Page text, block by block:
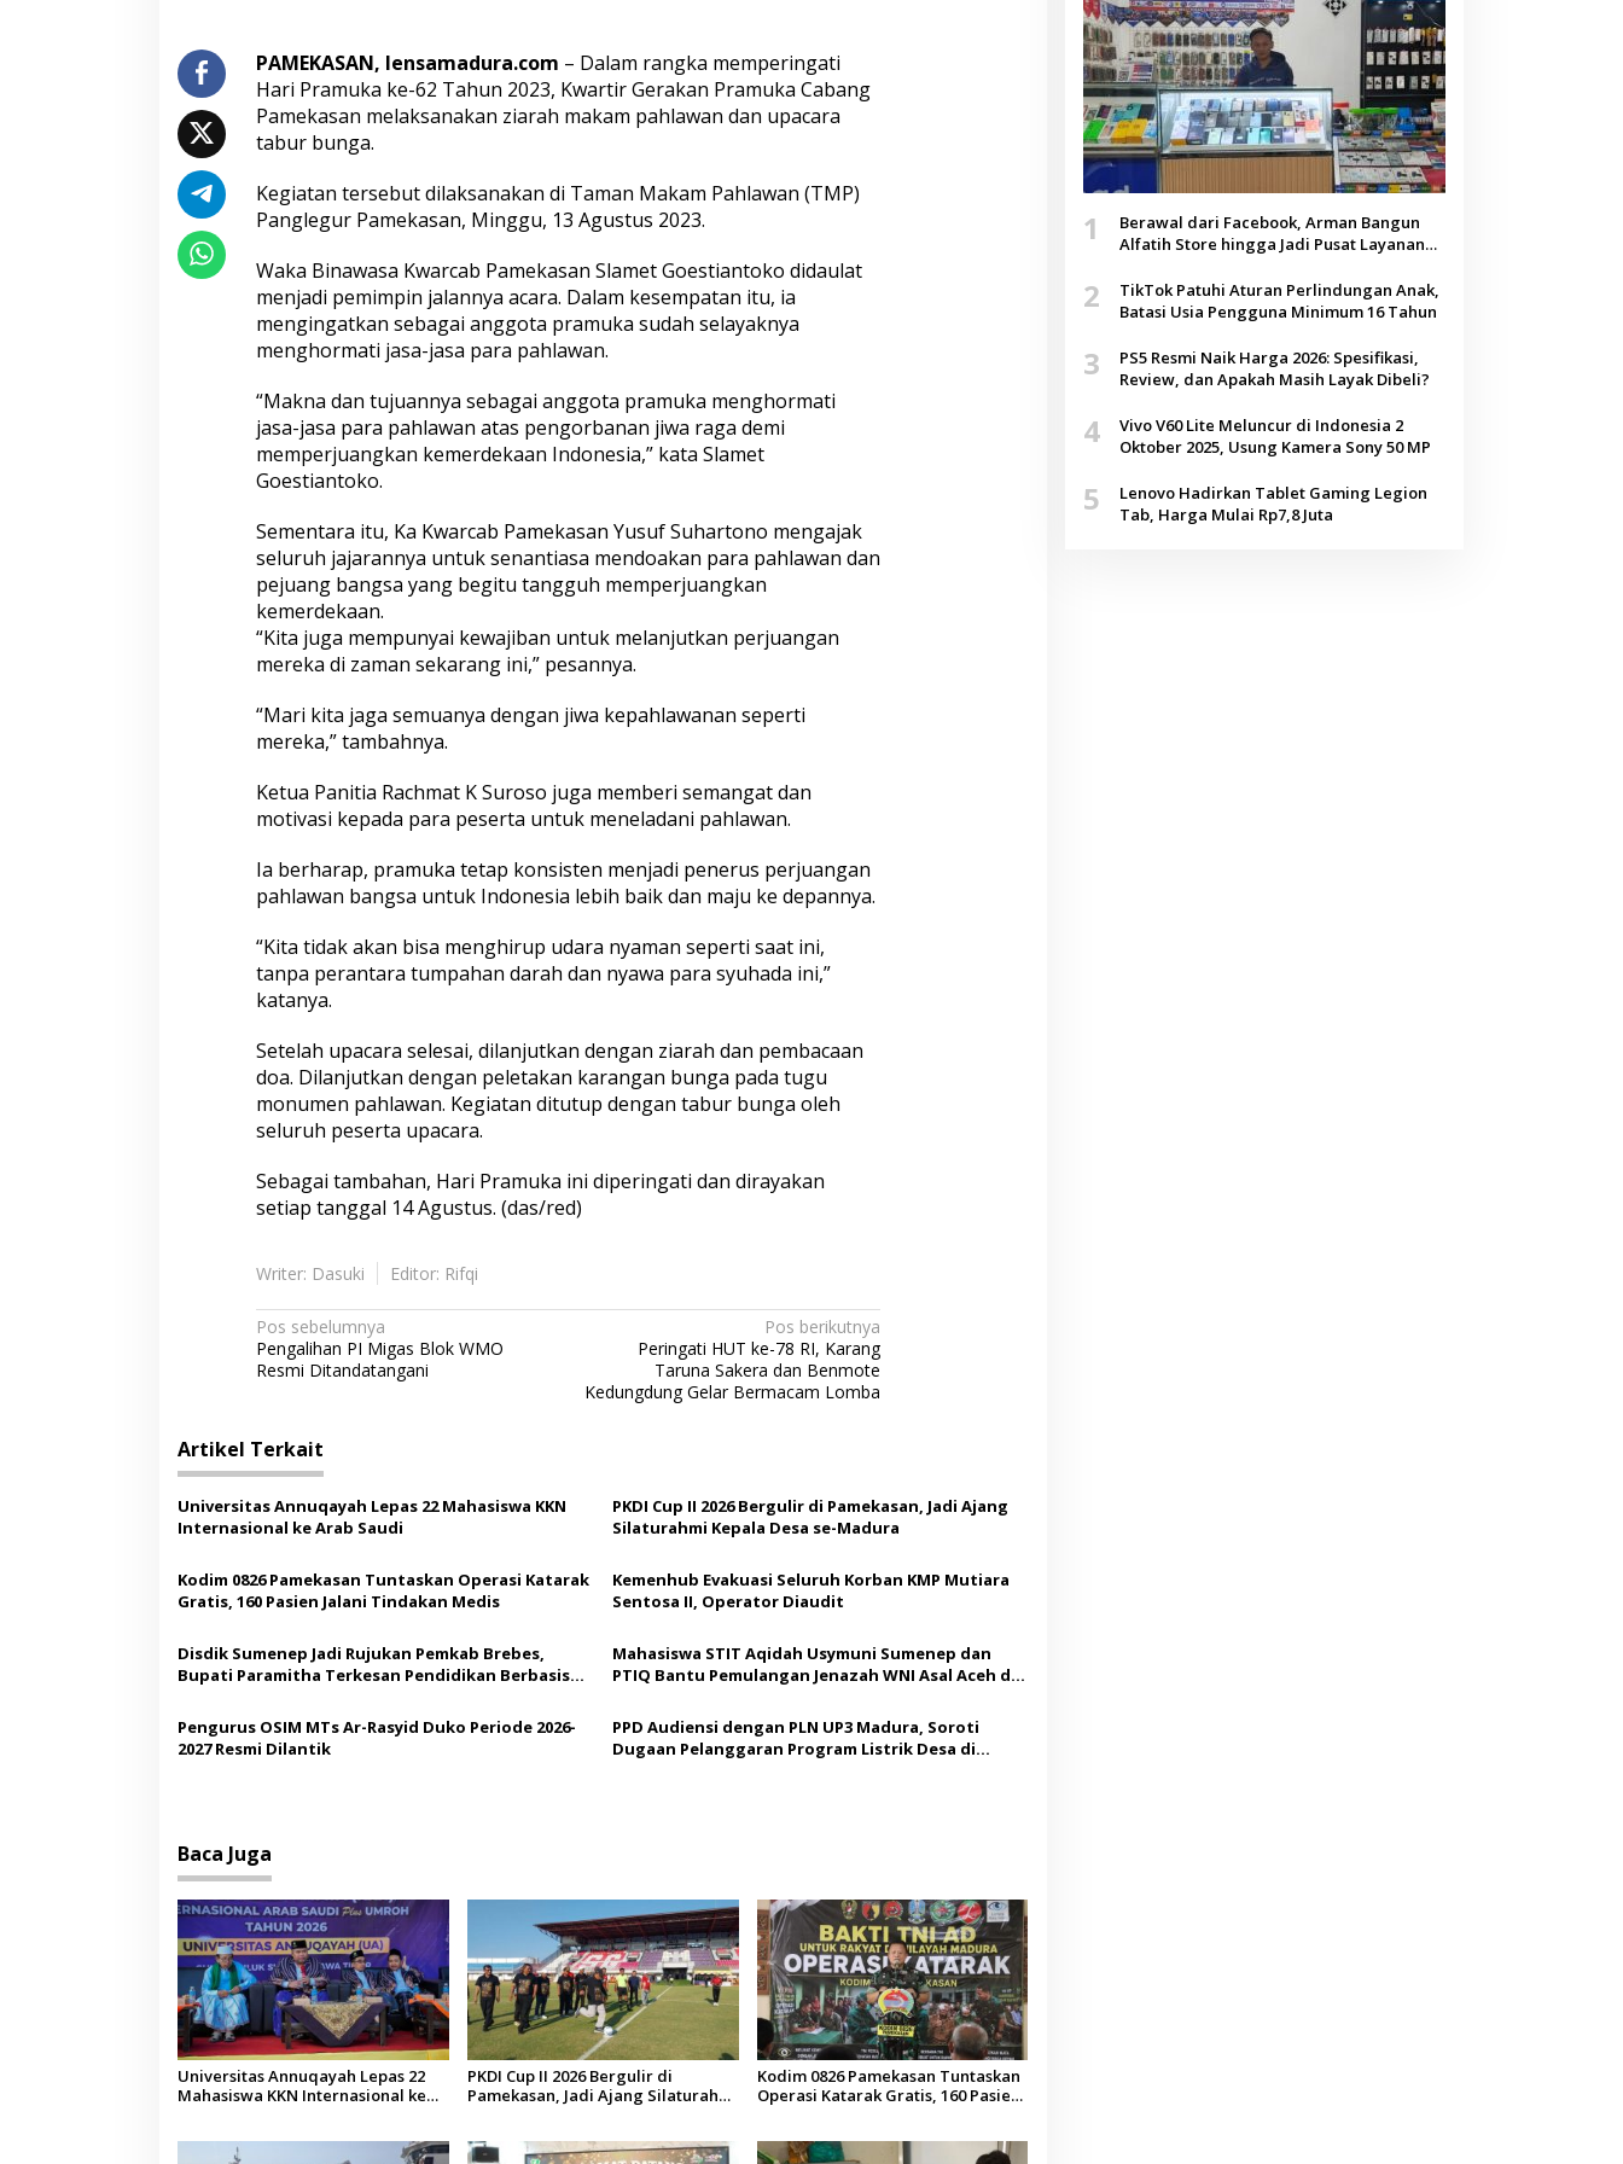
P
a
e
k
s
a
n
e
l
a
r
a
r
a
h
n
U
p
a
a
r
T
a
b
r
B
n
g
a
PAMEKASAN, lensamadura.com – Dalam rangka memperingati
Hari Pramuka ke-62 Tahun 2023, Kwartir Gerakan Pramuka Cabang
Pamekasan melaksanakan ziarah makam pahlawan dan upacara
tabur bunga.
Kegiatan tersebut dilaksanakan di Taman Makam Pahlawan (TMP)
Panglegur Pamekasan, Minggu, 13 Agustus 2023.
Waka Binawasa Kwarcab Pamekasan Slamet Goestiantoko didaulat
menjadi pemimpin jalannya acara. Dalam kesempatan itu, ia
mengingatkan sebagai anggota pramuka sudah selayaknya
menghormati jasa-jasa para pahlawan.
“Makna dan tujuannya sebagai anggota pramuka menghormati
jasa-jasa para pahlawan atas pengorbanan jiwa raga demi
memperjuangkan kemerdekaan Indonesia,” kata Slamet
Goestiantoko.
Sementara itu, Ka Kwarcab Pamekasan Yusuf Suhartono mengajak
seluruh jajarannya untuk senantiasa mendoakan para pahlawan dan
pejuang bangsa yang begitu tangguh memperjuangkan
kemerdekaan.
“Kita juga mempunyai kewajiban untuk melanjutkan perjuangan
mereka di zaman sekarang ini,” pesannya.
“Mari kita jaga semuanya dengan jiwa kepahlawanan seperti
mereka,” tambahnya.
Ketua Panitia Rachmat K Suroso juga memberi semangat dan
motivasi kepada para peserta untuk meneladani pahlawan.
Ia berharap, pramuka tetap konsisten menjadi penerus perjuangan
pahlawan bangsa untuk Indonesia lebih baik dan maju ke depannya.
“Kita tidak akan bisa menghirup udara nyaman seperti saat ini,
tanpa perantara tumpahan darah dan nyawa para syuhada ini,”
katanya.
Setelah upacara selesai, dilanjutkan dengan ziarah dan pembacaan
doa. Dilanjutkan dengan peletakan karangan bunga pada tugu
monumen pahlawan. Kegiatan ditutup dengan tabur bunga oleh
seluruh peserta upacara.
Sebagai tambahan, Hari Pramuka ini diperingati dan dirayakan
setiap tanggal 14 Agustus. (das/red)
Writer: Dasuki Editor: Rifqi
N
a
i
g
a
s
i
p
s
Pos sebelumnya
Pengalihan PI Migas Blok WMO
Resmi Ditandatangani
Pos berikutnya
Peringati HUT ke-78 RI, Karang
Taruna Sakera dan Benmote
Kedungdung Gelar Bermacam Lomba
Artikel Terkait
Universitas Annuqayah Lepas 22 Mahasiswa KKN
Internasional ke Arab Saudi
PKDI Cup II 2026 Bergulir di Pamekasan, Jadi Ajang
Silaturahmi Kepala Desa se-Madura
Kodim 0826 Pamekasan Tuntaskan Operasi Katarak
Gratis, 160 Pasien Jalani Tindakan Medis
Kemenhub Evakuasi Seluruh Korban KMP Mutiara
Sentosa II, Operator Diaudit
Disdik Sumenep Jadi Rujukan Pemkab Brebes,
Bupati Paramitha Terkesan Pendidikan Berbasis
Mahasiswa STIT Aqidah Usymuni Sumenep dan
PTIQ Bantu Pemulangan Jenazah WNI Asal Aceh di
Pengurus OSIM MTs Ar-Rasyid Duko Periode 2026-
2027 Resmi Dilantik
PPD Audiensi dengan PLN UP3 Madura, Soroti
Dugaan Pelanggaran Program Listrik Desa di
Baca Juga
Universitas Annuqayah Lepas 22
Mahasiswa KKN Internasional ke
PKDI Cup II 2026 Bergulir di
Pamekasan, Jadi Ajang Silaturahmi
Kodim 0826 Pamekasan Tuntaskan
Operasi Katarak Gratis, 160 Pasien
1
Berawal dari Facebook, Arman Bangun
Alfatih Store hingga Jadi Pusat Layanan
2
TikTok Patuhi Aturan Perlindungan Anak,
Batasi Usia Pengguna Minimum 16 Tahun
3
PS5 Resmi Naik Harga 2026: Spesifikasi,
Review, dan Apakah Masih Layak Dibeli?
4
Vivo V60 Lite Meluncur di Indonesia 2
Oktober 2025, Usung Kamera Sony 50 MP
5
Lenovo Hadirkan Tablet Gaming Legion
Tab, Harga Mulai Rp7,8 Juta